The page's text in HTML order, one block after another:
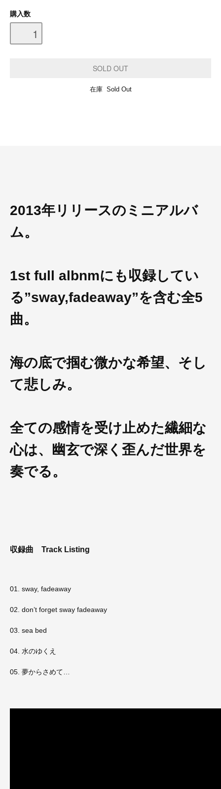
購入数
在庫 Sold Out
2013年リリースのミニアルバ
ム。
1st full albnmにも収録してい
る”sway,fadeaway”を含む全5
曲。
海の底で掴む微かな希望、そし
て悲しみ。
全ての感情を受け止めた繊細な
心は、幽玄で深く歪んだ世界を
奏でる。
収録曲 Track Listing
01. sway, fadeaway
02. don’t forget sway fadeaway
03. sea bed
04. 水のゆくえ
05. 夢からさめて…